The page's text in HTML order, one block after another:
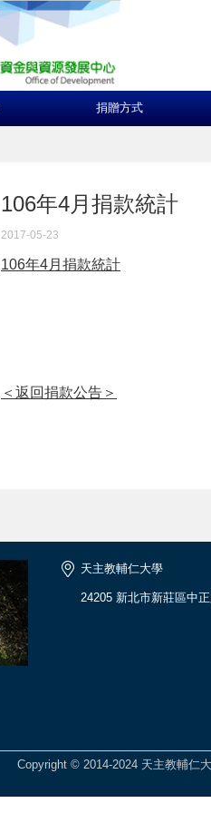
捐贈方式
106年4月捐款統計
2017-05-23
106年4月捐款統計
＜返回捐款公告＞
天主教輔仁大學
24205 新北市新莊區中
Copyright © 2014-2024 天主教輔仁